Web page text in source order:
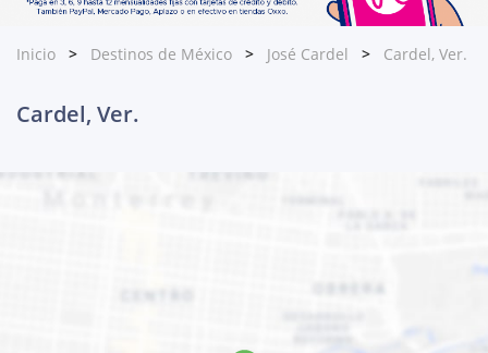
Inicio Destinos de México José Cardel Cardel, Ver.
Cardel, Ver.